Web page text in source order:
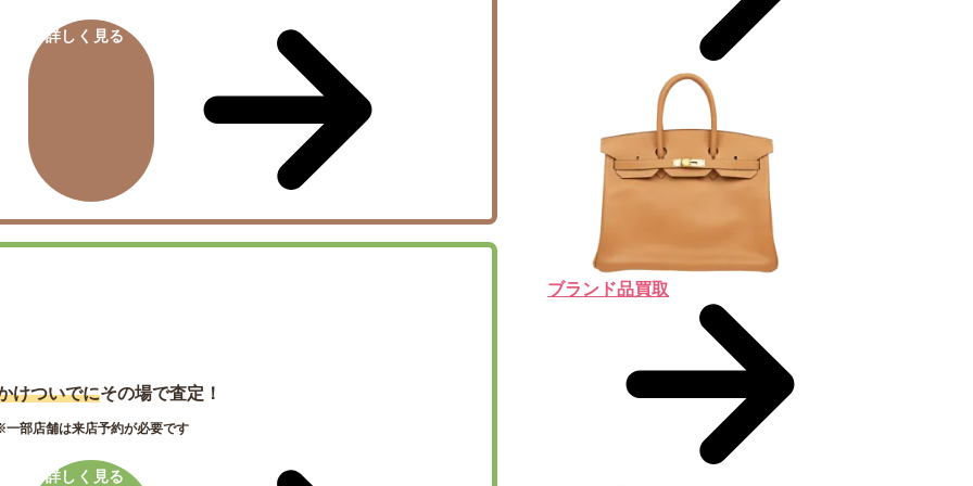
詳しく見る
けついでにその場で査定！
部店舗は来店予約が必要です
詳しく見る
ブランド品買取